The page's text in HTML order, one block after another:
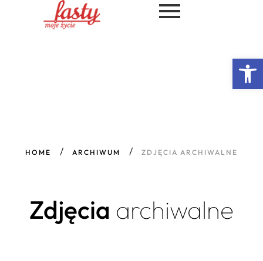
HOME ARCHIWUM ZDJĘCIA ARCHIWALNE
Zdjęcia archiwalne